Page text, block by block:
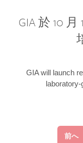
GIA 於 10
GIA will launch
前へ